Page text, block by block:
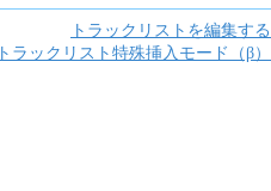
トラックリストを編集する
トラックリスト特殊挿入モード（β）